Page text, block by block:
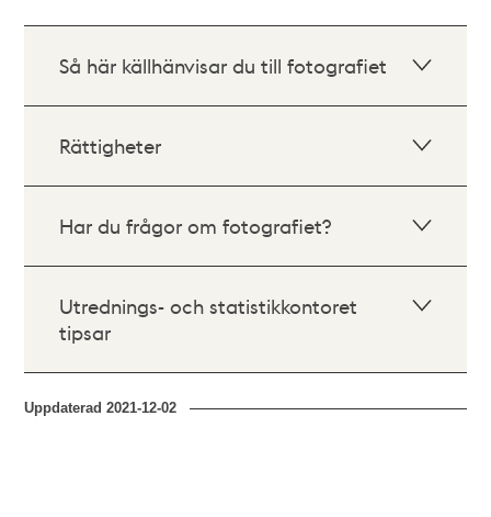
Så här källhänvisar du till fotografiet
Rättigheter
Har du frågor om fotografiet?
Utrednings- och statistikkontoret
tipsar
Uppdaterad2021-12-02